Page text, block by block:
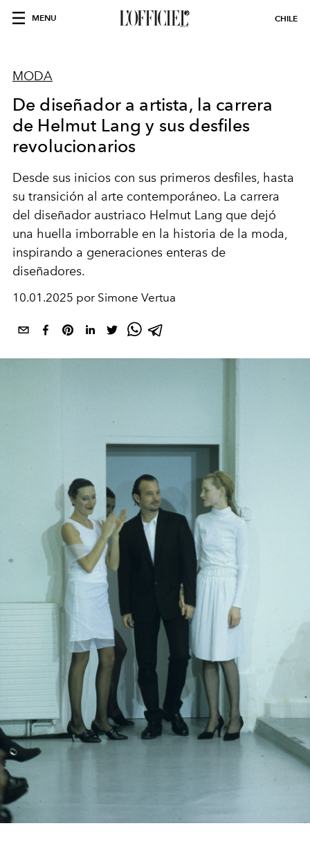
MENU CHILE
MODA
De diseñador a artista, la carrera
de Helmut Lang y sus desfiles
revolucionarios
Desde sus inicios con sus primeros desfiles, hasta
su transición al arte contemporáneo. La carrera
del diseñador austriaco Helmut Lang que dejó
una huella imborrable en la historia de la moda,
inspirando a generaciones enteras de
diseñadores.
10.01.2025 por Simone Vertua